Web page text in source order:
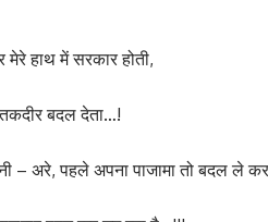
मेरे हाथ में सरकार होती,
बदल देता…!
– अरे, पहले अपना पाजामा तो बदल ले